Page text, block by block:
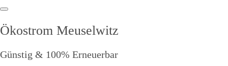
Ökostrom Meuselwitz
Günstig & 100% Erneuerbar